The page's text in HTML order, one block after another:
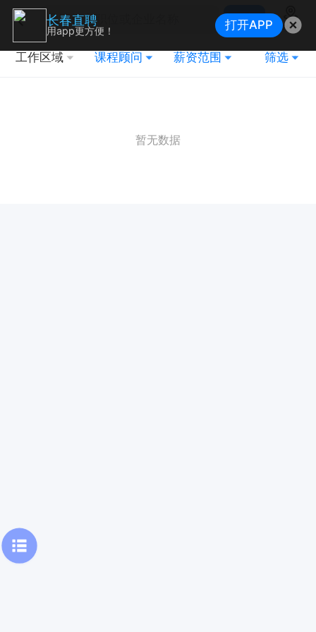
搜索
地图
工作区域 课程顾问 薪资范围 筛选
暂无数据
长春直聘
用app更方便！ 打开APP